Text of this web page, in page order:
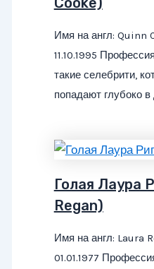
Имя на англ: Quinn
11.10.1995
такие селебрити,
попадают глубоко
Голая Лаура
Regan)
Имя на англ: Laura
01.01.1977